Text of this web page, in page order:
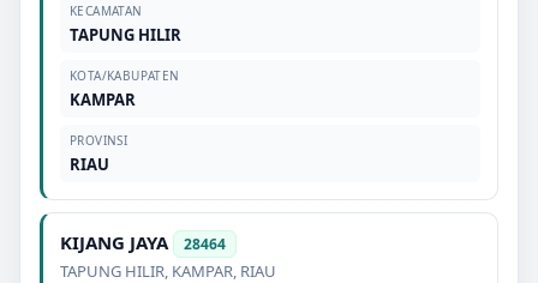
KECAMATAN
TAPUNG HILIR
KOTA/KABUPATEN
KAMPAR
PROVINSI
RIAU
KIJANG JAYA 28464
TAPUNG HILIR, KAMPAR, RIAU